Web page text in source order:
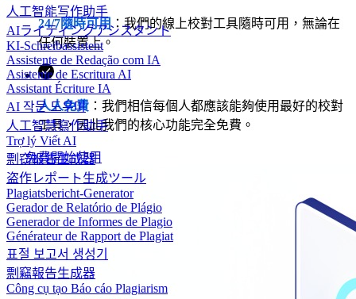
人工智能写作助手
AIライティングアシスタント
KI-Schreibassistent
Assistente de Redação com IA
Asistente de Escritura AI
Assistant Écriture IA
AI 작문 도우미
人工智慧寫作助手
Trợ lý Viết AI
剽窃报告生成器
盗作レポート生成ツール
Plagiatsbericht-Generator
Gerador de Relatório de Plágio
Generador de Informes de Plagio
Générateur de Rapport de Plagiat
표절 보고서 생성기
剽竊報告生成器
Công cụ tạo Báo cáo Plagiarism
24/7隨時可用：我們的線上校對工具隨時可用，無論在
任何裝置上。
人人免費 ：我們相信每個人都應該能夠使用最好的校對
工具，因此我們的核心功能完全免費。
免費開始使用